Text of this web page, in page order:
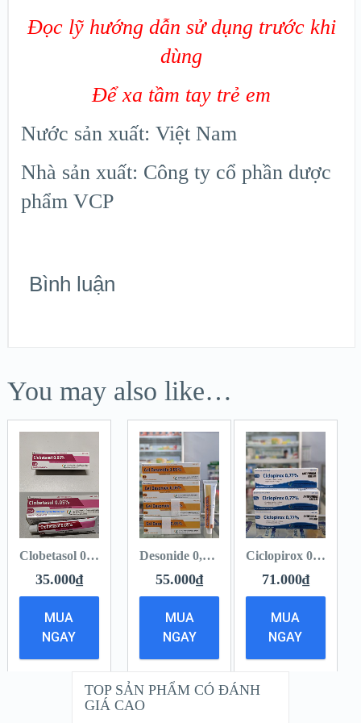
Đọc lỹ hướng dẫn sử dụng trước khi
dùng
Để xa tầm tay trẻ em
Nước sản xuất: Việt Nam
Nhà sản xuất: Công ty cổ phần dược
phẩm VCP
Bình luận
You may also like…
Clobetasol 0,05% – Điều trị viêm da, vảy nến, ban đỏ
35.000₫
MUA
NGAY
Ciclopirox 0,77% – Kem trị nấm [15g]
71.000₫
MUA
NGAY
Desonide 0,05% Gel – Trị viêm da cơ địa, vảy nến, tổ đỉa, viêm da, chàm
55.000₫
MUA
NGAY
TOP SẢN PHẨM CÓ ĐÁNH
GIÁ CAO